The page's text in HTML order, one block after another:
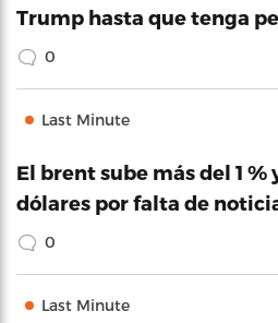
Trump hasta que tenga
0
Last Minute
El brent sube más del 1 %
dólares por falta de
0
Last Minute